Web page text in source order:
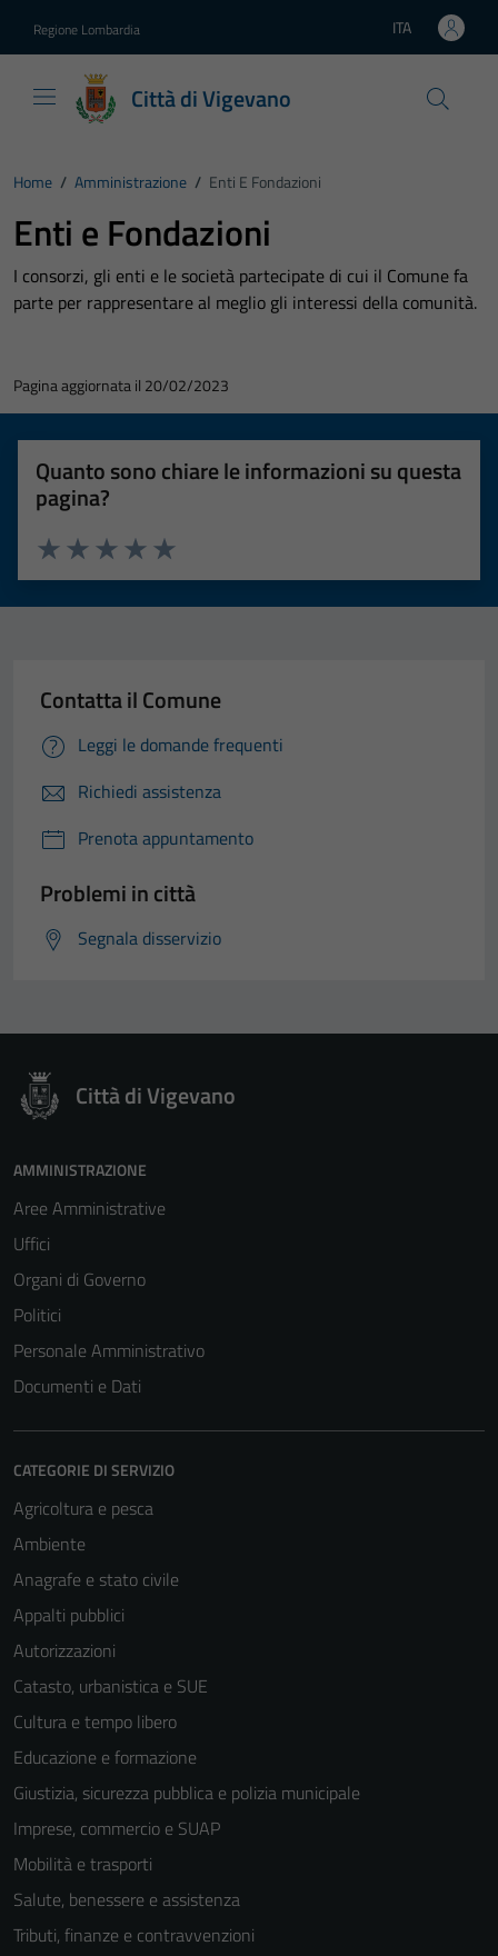
Regione Lombardia Lingua attiva:
ITA
Città di Vigevano
Home / Amministrazione / Enti E Fondazioni
Enti e Fondazioni
I consorzi, gli enti e le società partecipate di cui il Comune fa
parte per rappresentare al meglio gli interessi della comunità.
Pagina aggiornata il 20/02/2023
Quanto sono chiare le informazioni su questa
pagina?
Valuta 5 stelle su 5
Valuta 4 stelle su 5
Valuta 3 stelle su 5
Valuta 2 stelle su 5
Valuta 1 stelle su 5
Contatta il Comune
Leggi le domande frequenti
Richiedi assistenza
Prenota appuntamento
Problemi in città
Segnala disservizio
Città di Vigevano
AMMINISTRAZIONE
Aree Amministrative
Uffici
Organi di Governo
Politici
Personale Amministrativo
Documenti e Dati
CATEGORIE DI SERVIZIO
Agricoltura e pesca
Ambiente
Anagrafe e stato civile
Appalti pubblici
Autorizzazioni
Catasto, urbanistica e SUE
Cultura e tempo libero
Educazione e formazione
Giustizia, sicurezza pubblica e polizia municipale
Imprese, commercio e SUAP
Mobilità e trasporti
Salute, benessere e assistenza
Tributi, finanze e contravvenzioni